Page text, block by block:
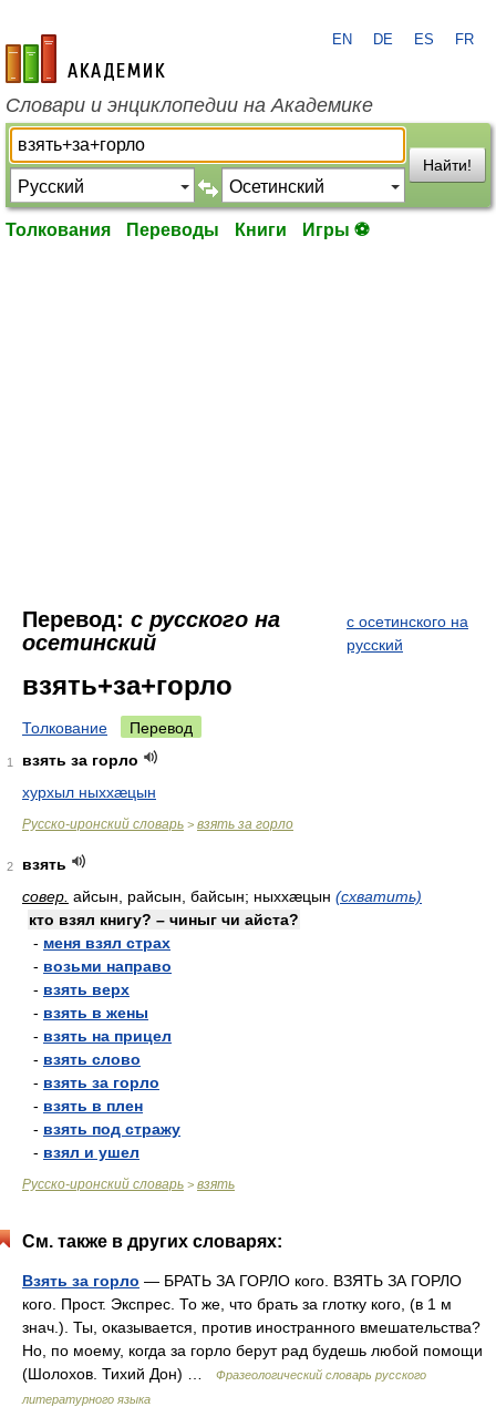
academic.ru
EN DE ES FR
Словари и энциклопедии на Академике
Найти!
Толкования Переводы Книги Игры ⚽
Перевод: с русского на
осетинский
с осетинского на
русский
взять+за+горло
Толкование Перевод
1
взять за горло
хурхыл ныххæцын
Русско-иронский словарь > взять за горло
2
взять
совер. айсын, райсын, байсын; ныххæцын (схватить)
кто взял книгу? – чиныг чи айста?
- меня взял страх
- возьми направо
- взять верх
- взять в жены
- взять на прицел
- взять слово
- взять за горло
- взять в плен
- взять под стражу
- взял и ушел
Русско-иронский словарь > взять
См. также в других словарях:
Взять за горло — БРАТЬ ЗА ГОРЛО кого. ВЗЯТЬ ЗА ГОРЛО
кого. Прост. Экспрес. То же, что брать за глотку кого, (в 1 м
знач.). Ты, оказывается, против иностранного вмешательства?
Но, по моему, когда за горло берут рад будешь любой помощи
(Шолохов. Тихий Дон) …
Фразеологический словарь русского
литературного языка